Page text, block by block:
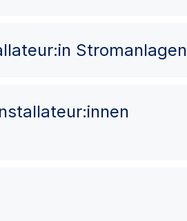
Stromanlagen